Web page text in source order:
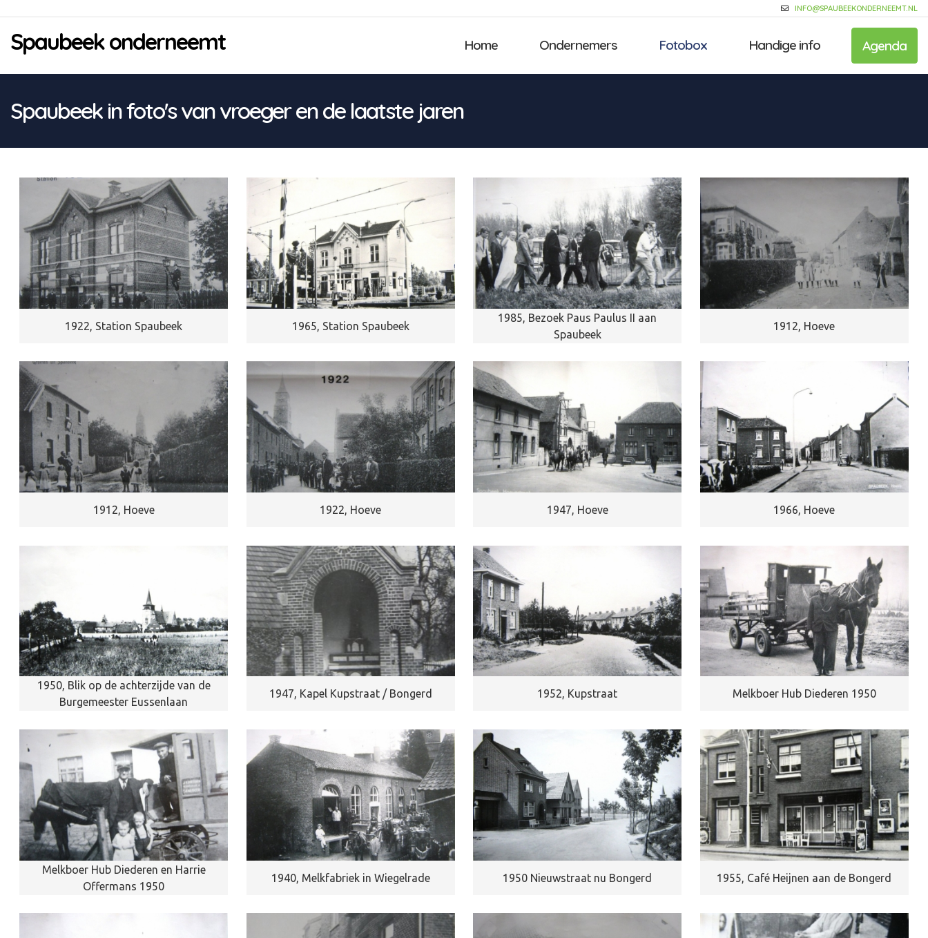
naar
inhoud
INFO@SPAUBEEKONDERNEEMT.NL
Spaubeek onderneemt
H
o
o
f
a
e
Home Ondernemers Fotobox Handige info Agenda
Spaubeek in foto's van vroeger en de laatste jaren
1922, Station Spaubeek 1965, Station Spaubeek
1985, Bezoek Paus Paulus II aan
Spaubeek
1912, Hoeve
1912, Hoeve 1922, Hoeve 1947, Hoeve 1966, Hoeve
1950, Blik op de achterzijde van de
Burgemeester Eussenlaan
1947, Kapel Kupstraat / Bongerd 1952, Kupstraat Melkboer Hub Diederen 1950
Melkboer Hub Diederen en Harrie
Offermans 1950
1940, Melkfabriek in Wiegelrade 1950 Nieuwstraat nu Bongerd 1955, Café Heijnen aan de Bongerd